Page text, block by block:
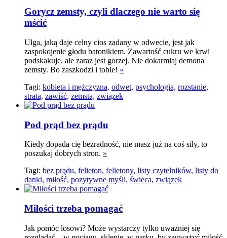
Gorycz zemsty, czyli dlaczego nie warto się
mścić
Ulga, jaką daje celny cios zadany w odwecie, jest jak
zaspokojenie głodu batonikiem. Zawartość cukru we krwi
podskakuje, ale zaraz jest gorzej. Nie dokarmiaj demona
zemsty. Bo zaszkodzi i tobie! »
Tagi: kobieta i mężczyzna, odwet, psychologia, rozstanie,
strata, zawiść, zemsta, związek
Pod prąd bez prądu
Kiedy dopada cię bezradność, nie masz już na coś siły, to
poszukaj dobrych stron. »
Tagi: bez prądu, felieton, felietony, listy czytelników, listy do
danki, miłość, pozytywne myśli, świeca, związek
Miłości trzeba pomagać
Jak pomóc losowi? Może wystarczy tylko uważniej się